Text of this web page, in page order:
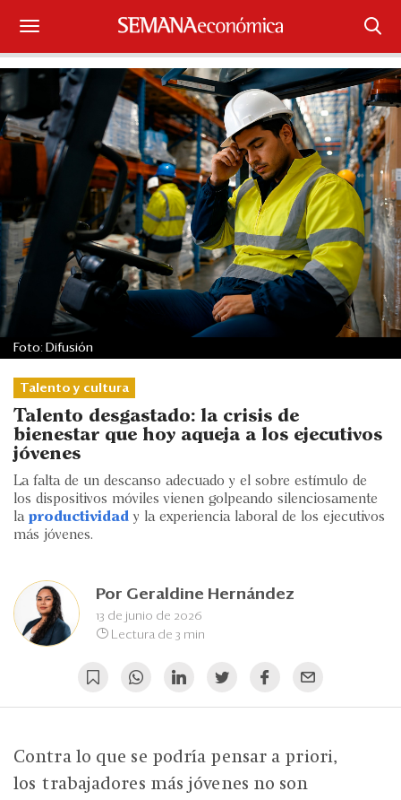
Suscríbase
Iniciar sesión
Portada
¿Qué está pasando?
Sectores y Empresas
Management
Economía y Finanzas
Legal y Política
Eventos
Blogs
Ranking CEO
Edición Impresa
Talento y cultura
Talento desgastado: la crisis de
bienestar que hoy aqueja a los ejecutivos
jóvenes
La falta de un descanso adecuado y el sobre estímulo de
los dispositivos móviles vienen golpeando silenciosamente
la productividad y la experiencia laboral de los ejecutivos
más jóvenes.
Por Geraldine Hernández
13 de junio de 2026
Lectura de 3 min
Foto: Difusión
Contra lo que se podría pensar a priori,
los trabajadores más jóvenes no son